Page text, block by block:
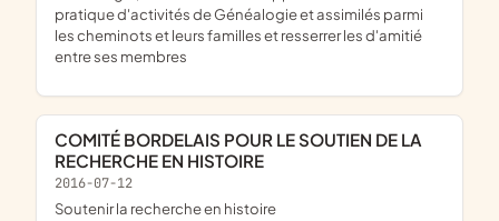
pratique d'activités de Généalogie et assimilés parmi
les cheminots et leurs familles et resserrer les d'amitié
entre ses membres
COMITÉ BORDELAIS POUR LE SOUTIEN DE LA
RECHERCHE EN HISTOIRE
2016-07-12
soutenir la recherche en histoire